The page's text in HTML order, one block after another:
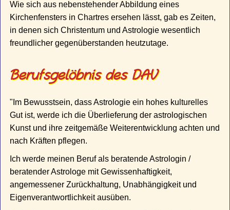
Wie sich aus nebenstehender Abbildung eines
Kirchenfensters in Chartres ersehen lässt, gab es Zeiten,
in denen sich Christentum und Astrologie wesentlich
freundlicher gegenüberstanden heutzutage.
Berufsgelöbnis des DAV
"Im Bewusstsein, dass Astrologie ein hohes kulturelles
Gut ist, werde ich die Überlieferung der astrologischen
Kunst und ihre zeitgemäße Weiterentwicklung achten und
nach Kräften pflegen.
Ich werde meinen Beruf als beratende Astrologin /
beratender Astrologe mit Gewissenhaftigkeit,
angemessener Zurückhaltung, Unabhängigkeit und
Eigenverantwortlichkeit ausüben.